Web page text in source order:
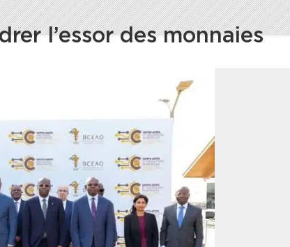
l’essor des monnaies